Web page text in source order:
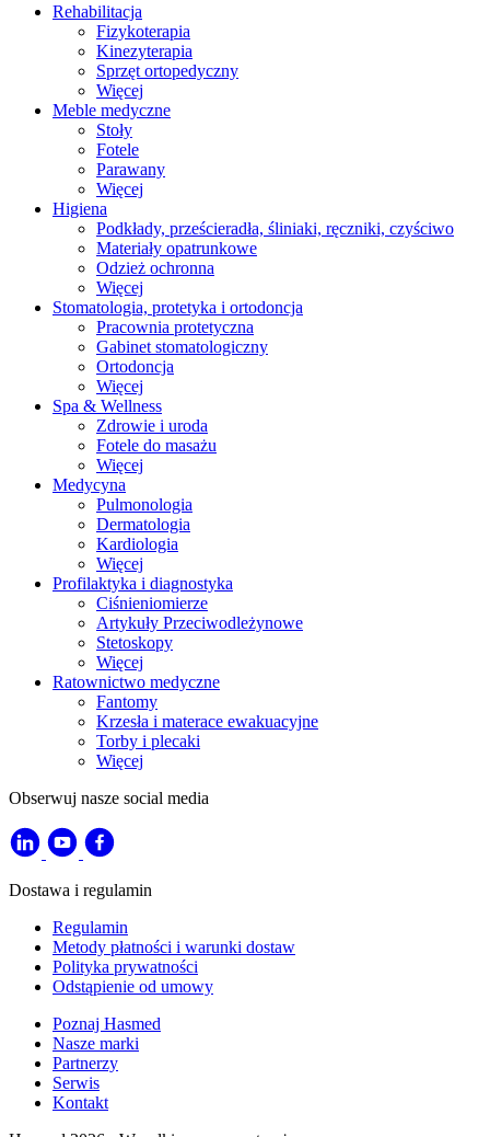
Rehabilitacja
Fizykoterapia
Kinezyterapia
Sprzęt ortopedyczny
Więcej
Meble medyczne
Stoły
Fotele
Parawany
Więcej
Higiena
Podkłady, prześcieradła, śliniaki, ręczniki, czyściwo
Materiały opatrunkowe
Odzież ochronna
Więcej
Stomatologia, protetyka i ortodoncja
Pracownia protetyczna
Gabinet stomatologiczny
Ortodoncja
Więcej
Spa & Wellness
Zdrowie i uroda
Fotele do masażu
Więcej
Medycyna
Pulmonologia
Dermatologia
Kardiologia
Więcej
Profilaktyka i diagnostyka
Ciśnieniomierze
Artykuły Przeciwodleżynowe
Stetoskopy
Więcej
Ratownictwo medyczne
Fantomy
Krzesła i materace ewakuacyjne
Torby i plecaki
Więcej
Obserwuj nasze social media
Dostawa i regulamin
Regulamin
Metody płatności i warunki dostaw
Polityka prywatności
Odstąpienie od umowy
Poznaj Hasmed
Nasze marki
Partnerzy
Serwis
Kontakt